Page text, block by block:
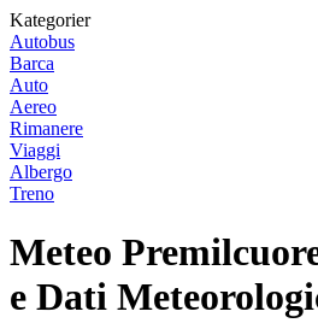
Kategorier
Autobus
Barca
Auto
Aereo
Rimanere
Viaggi
Albergo
Treno
Meteo
e Dati